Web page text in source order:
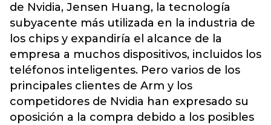
de Nvidia, Jensen Huang, la tecnología
subyacente más utilizada en la industria de
los chips y expandiría el alcance de la
empresa a muchos dispositivos, incluidos los
teléfonos inteligentes. Pero varios de los
principales clientes de Arm y los
competidores de Nvidia han expresado su
oposición a la compra debido a los posibles